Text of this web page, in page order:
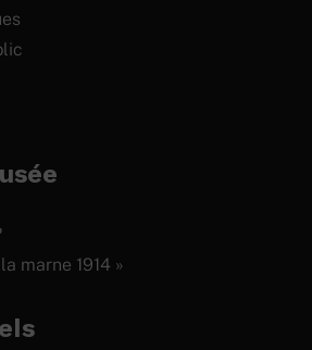
marne 1914 »